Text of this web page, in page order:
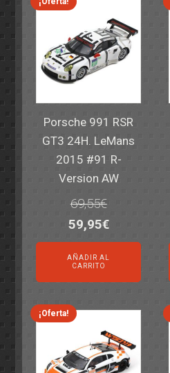
Porsche 991 RSR
GT3 24H. LeMans
2015 #91 R-
Version AW
69,55€
El
precio
original
era:
69,55€.
59,95€El
precio
actual
es:
59,95€.
AÑADIR AL
CARRITO
¡Oferta!